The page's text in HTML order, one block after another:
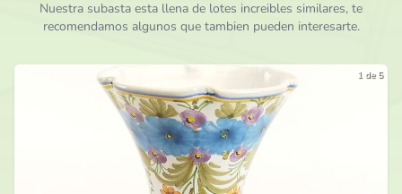
95.000 ARS por Rodripar
hace 1 mes
90.000
hace 1 mes
85.000 ARS por Rodripar
hace 1 mes
Nuestra subasta esta llena de lotes increibles similares, te
recomendamos algunos que tambien pueden interesarte.
1 de 5